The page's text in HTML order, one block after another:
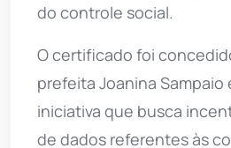
do controle social.
O certificado foi
prefeita Joanina Sampaio
iniciativa que busca
de dados referentes às